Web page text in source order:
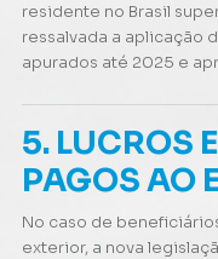
residente no Brasil
ressalvada a aplicação
apurados até 2025 e
5. LUCROS
PAGOS AO
No caso de
exterior, a nova